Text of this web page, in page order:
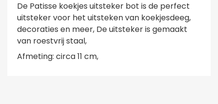
De Patisse koekjes uitsteker bot is de perfect
uitsteker voor het uitsteken van koekjesdeeg,
decoraties en meer, De uitsteker is gemaakt
van roestvrij staal,
Afmeting: circa 11 cm,